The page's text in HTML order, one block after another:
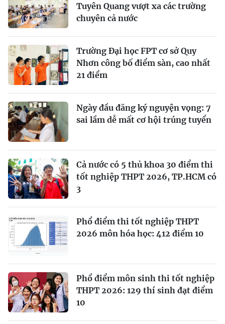
Tuyên Quang vượt xa các trường
chuyên cả nước
Trường Đại học FPT cơ sở Quy
Nhơn công bố điểm sàn, cao nhất
21 điểm
Ngày đầu đăng ký nguyện vọng: 7
sai lầm dễ mất cơ hội trúng tuyển
Cả nước có 5 thủ khoa 30 điểm thi
tốt nghiệp THPT 2026, TP.HCM có
3
Phổ điểm thi tốt nghiệp THPT
2026 môn hóa học: 412 điểm 10
Phổ điểm môn sinh thi tốt nghiệp
THPT 2026: 129 thí sinh đạt điểm
10